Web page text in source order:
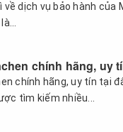
về dịch vụ bảo hành của
chính hãng, uy
chính hãng, uy tín tại
tìm kiếm nhiều...